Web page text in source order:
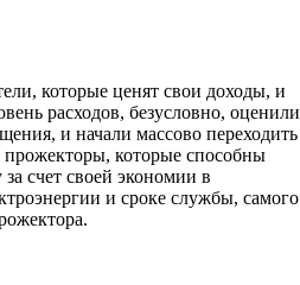
которые ценят свои доходы, и
расходов, безусловно, оценили
и начали массово переходить
прожекторы, которые способны
счет своей экономии в
и сроке службы, самого